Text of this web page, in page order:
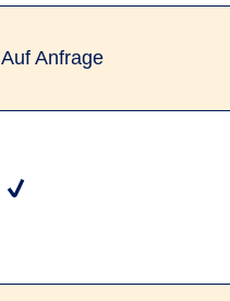
Auf Anfrage